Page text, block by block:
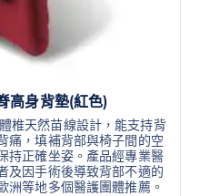
高身背墊(紅色)
椎天然苗線設計，能支持背
痛，填補背部與椅子間的空
持正確坐姿。產品經專業醫
及因手術後導致背部不適的
洲等地多個醫護團體推薦。